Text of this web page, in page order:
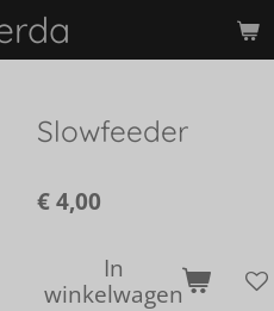
Slowfeeder
€ 4,00
In
winkelwagen